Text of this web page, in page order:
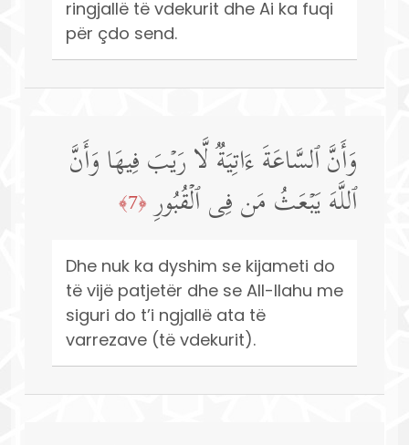
ringjallë të vdekurit dhe Ai ka fuqi
për çdo send.
وَأَنَّ ٱلسَّاعَةَ ءَاتِیَةࣱ لَّا رَیۡبَ فِیهَا وَأَنَّ
ٱللَّهَ یَبۡعَثُ مَن فِی ٱلۡقُبُورِ ﴿7﴾
Dhe nuk ka dyshim se kijameti do
të vijë patjetër dhe se All-llahu me
siguri do t’i ngjallë ata të
varrezave (të vdekurit).